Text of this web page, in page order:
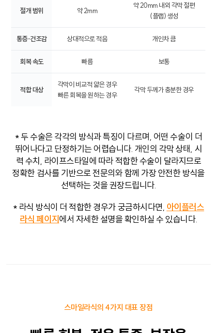
절개 범위 약 2mm
약 20mm 내외 각막 절편
(플랩) 생성
통증·건조감 상대적으로 적음 개인차 큼
회복 속도 빠름 보통
적합 대상
각막이 비교적 얇은 경우
빠른 회복을 원하는 경우
각막 두께가 충분한 경우
* 두 수술은 각각의 방식과 특징이 다르며, 어떤 수술이 더
뛰어나다고 단정하기는 어렵습니다. 개인의 각막 상태, 시
력 수치, 라이프스타일에 따라 적합한 수술이 달라지므로
정확한 검사를 기반으로 전문의와 함께 가장 안전한 방식을
선택하는 것을 권장드립니다.
* 라식 방식이 더 적합한 경우가 궁금하시다면, 아이플러스
라식 페이지 에서 자세한 설명을 확인하실 수 있습니다.
스마일라식의 4가지 대표 장점